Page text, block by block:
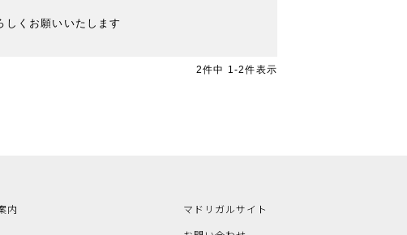
しくお願いいたします
2件中 1 -2件表示
内
マドリガルサイト